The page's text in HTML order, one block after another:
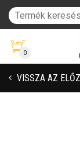
0
VISSZA AZ